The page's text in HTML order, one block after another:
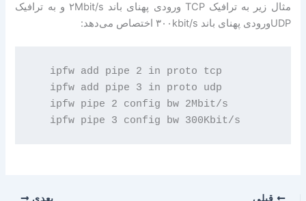
مثال زیر به ترافیک TCP ورودی پهنای باند ۲Mbit/s و به ترافیک
UDPورودی پهنای باند ۳۰۰kbit/s اختصاص می‌دهد:
   ipfw add pipe 2 in proto tcp
   ipfw add pipe 3 in proto udp
   ipfw pipe 2 config bw 2Mbit/s
قبلی بعدی